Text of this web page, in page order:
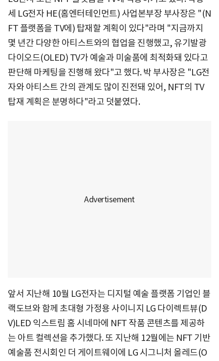
세 LG전자 HE(홈엔터테인먼트) 사업본부장 부사장은 "(N
FT 플랫폼을 TV에) 탑재할 계획이 있다"라며 "지금까지
몇 년간 다양한 아티스트와의 협업을 진행했고, 유기발광
다이오드(OLED) TV가 예술과 미술품에 최적화돼 있다고
판단해 마케팅을 진행해 왔다"고 했다. 박 부사장은 "LG전
자와 아티스트 간의 관계도 많이 진전돼 있어, NFT의 TV
탑재 계획은 분명하다"라고 덧붙였다.
앞서 지난해 10월 LG전자는 디지털 예술 플랫폼 기업인 블
랙도브와 함께 초대형 가정용 사이니지 LG 다이렉트뷰(D
V)LED 익스트림 홈 시네마에 NFT 작품 콘텐츠를 제공하
는 아트 컬렉션을 추가했다. 또 지난해 12월에는 NFT 기반
예술품 전시회인 더 게이트웨이에 LG 시그니처 올레드(O